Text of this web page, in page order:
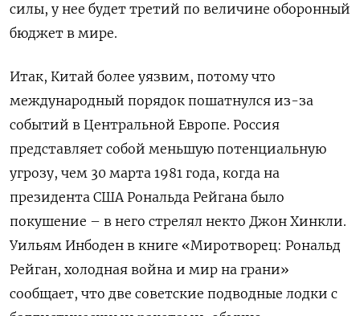
силы, у нее будет третий по величине оборонный
бюджет в мире.
Итак, Китай более уязвим, потому что
международный порядок пошатнулся из-за
событий в Центральной Европе. Россия
представляет собой меньшую потенциальную
угрозу, чем 30 марта 1981 года, когда на
президента США Рональда Рейгана было
покушение – в него стрелял некто Джон Хинкли.
Уильям Инбоден в книге «Миротворец: Рональд
Рейган, холодная война и мир на грани»
сообщает, что две советские подводные лодки с